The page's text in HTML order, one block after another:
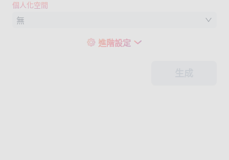
個人化空間
無
進階設定